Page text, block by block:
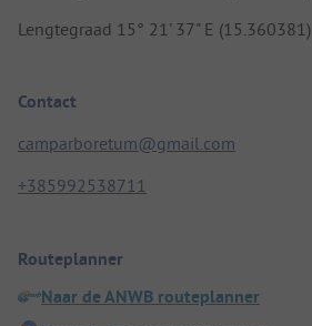
Lengtegraad 15° 21' 37" E (15.360381)
Contact
camparboretum@gmail.com
+385992538711
Routeplanner
Naar de ANWB routeplanner